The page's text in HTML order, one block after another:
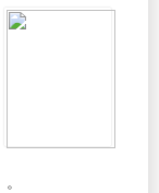
。